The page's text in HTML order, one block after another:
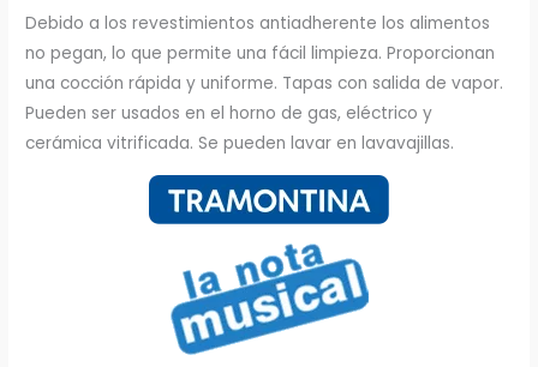
Debido a los revestimientos antiadherente los alimentos
no pegan, lo que permite una fácil limpieza. Proporcionan
una cocción rápida y uniforme. Tapas con salida de vapor.
Pueden ser usados en el horno de gas, eléctrico y
cerámica vitrificada. Se pueden lavar en lavavajillas.